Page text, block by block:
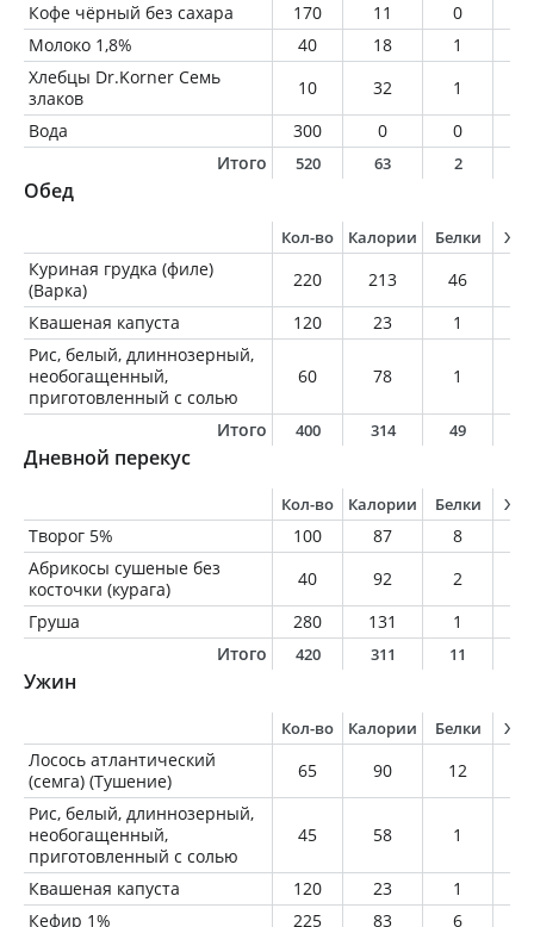
Кофе чёрный без сахара 170 11 0
Молоко 1,8%
40 18 1
Хлебцы Dr.Korner Семь
злаков
10 32 1
Вода
300 0 0
Итого
520 63 2
Обед
Кол-во Калории Белки
Куриная грудка (филе)
(Варка)
220 213 46
Квашеная капуста
120 23 1
Рис, белый, длиннозерный,
необогащенный,
приготовленный с солью
60 78 1
Итого 400 314 49
Дневной перекус
Кол-во Калории Белки
Творог 5% 100 87 8
Абрикосы сушеные без
косточки (курага)
40 92 2
Груша
280 131 1
Итого
420 311 11
Ужин
Кол-во Калории Белки
Лосось атлантический
(семга) (Тушение)
65 90 12
Рис, белый, длиннозерный,
необогащенный,
приготовленный с солью
45 58 1
Квашеная капуста 120 23 1
Кефир 1%
225 83 6